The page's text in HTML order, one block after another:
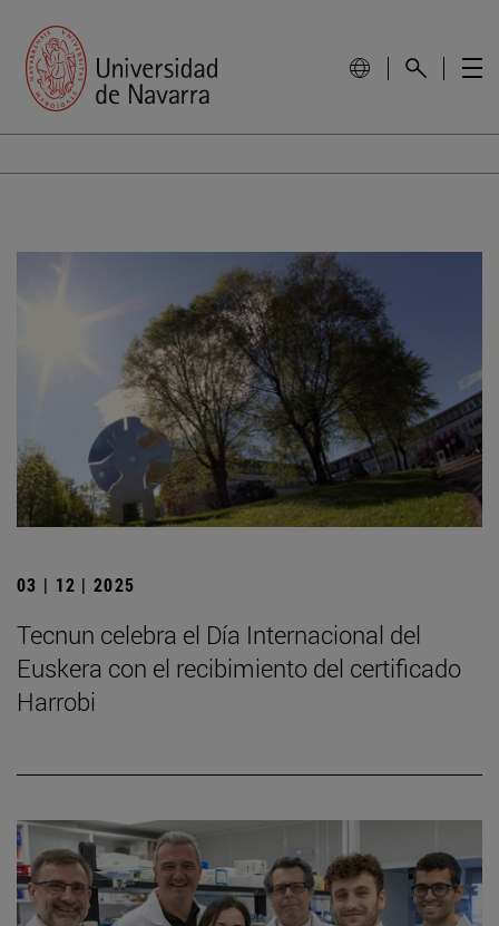
03 | 12 | 2025
Tecnun celebra el Día Internacional del
Euskera con el recibimiento del certificado
Harrobi